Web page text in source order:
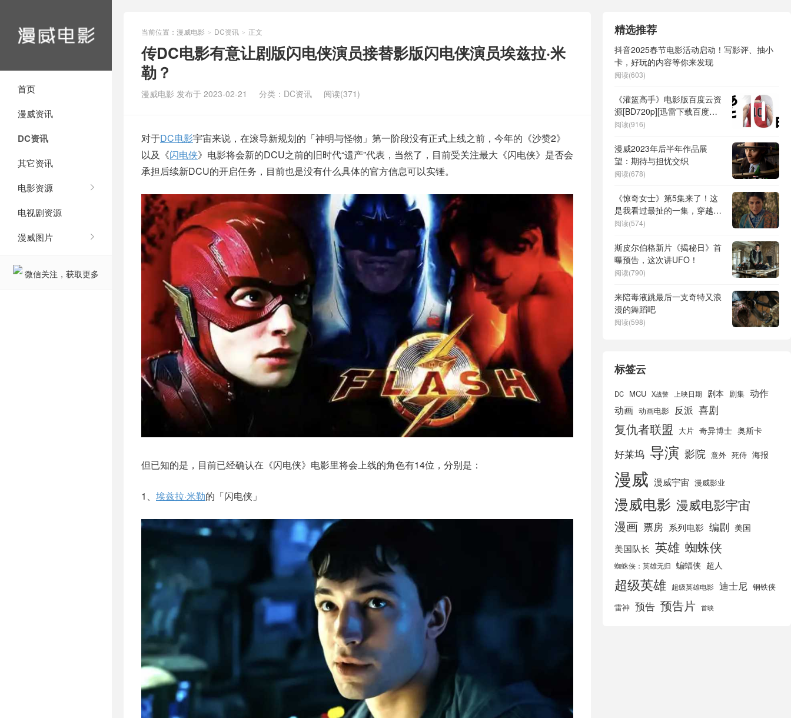
首页
漫威资讯
DC资讯
其它资讯
电影资源
电视剧资源
漫威图片
微信关注，获取更多
当前位置： 漫威电影 > DC资讯 > 正文
传DC电影有意让剧版闪电侠演员接替影版闪电侠演员埃兹拉·米
勒？
漫威电影 发布于 2023-02-21 分类： DC资讯 阅读(371)
对于DC电影宇宙来说，在滚导新规划的「神明与怪物」第一阶段没有正式上线之前，今年的《沙赞2》
以及《闪电侠》电影将会新的DCU之前的旧时代“遗产”代表，当然了，目前受关注最大《闪电侠》是否会
承担后续新DCU的开启任务，目前也是没有什么具体的官方信息可以实锤。
但已知的是，目前已经确认在《闪电侠》电影里将会上线的角色有14位，分别是：
1、 埃兹拉·米勒的「闪电侠」
精选推荐
抖音2025春节电影活动启动！写影评、抽小
卡，好玩的内容等你来发现
阅读(603)
《灌篮高手》电影版百度云资
源[BD720p][迅雷下载百度云
链接mp4]
阅读(916)
漫威2023年后半年作品展
望：期待与担忧交织
阅读(678)
《惊奇女士》第5集来了！这
是我看过最扯的一集，穿越时
空诺尔维度登场
阅读(574)
斯皮尔伯格新片《揭秘日》首
曝预告，这次讲UFO！
阅读(790)
来陪毒液跳最后一支奇特又浪
漫的舞蹈吧
阅读(598)
标签云
DC MCU X战警 上映日期 剧本 剧集 动作
动画 动画电影 反派 喜剧
复仇者联盟 大片 奇异博士 奥斯卡
好莱坞 导演 影院 意外 死侍 海报
漫威 漫威宇宙 漫威影业
漫威电影 漫威电影宇宙
漫画 票房 系列电影 编剧 美国
美国队长 英雄 蜘蛛侠
蜘蛛侠：英雄无归 蝙蝠侠 超人
超级英雄 超级英雄电影 迪士尼 钢铁侠
雷神 预告 预告片 首映